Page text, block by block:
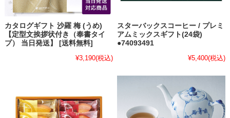
カタログギフト 沙羅 梅 (うめ)
【定型文挨拶状付き（奉書タイ
プ） 当日発送】 [送料無料]
¥3,190(税込)
スターバックスコーヒー / プレミ
アムミックスギフト(24袋)
●74093491
¥5,400(税込)